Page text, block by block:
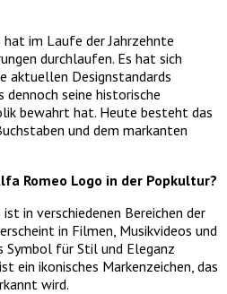
im Laufe der Jahrzehnte
durchlaufen. Es hat sich
aktuellen Designstandards
dennoch seine historische
bewahrt hat. Heute besteht das
und dem markanten
Romeo Logo in der Popkultur?
in verschiedenen Bereichen der
in Filmen, Musikvideos und
für Stil und Eleganz
ein ikonisches Markenzeichen, das
wird.